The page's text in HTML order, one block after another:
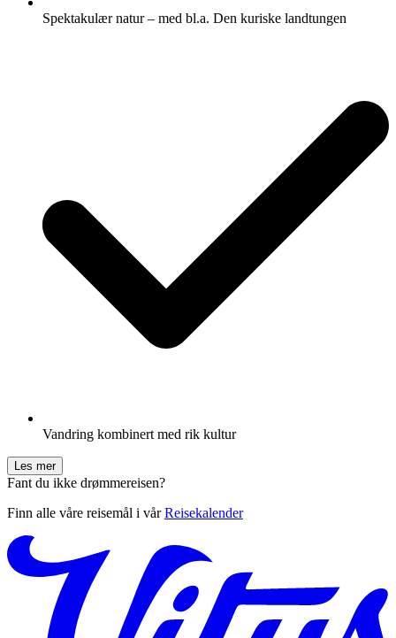
Spektakulær natur – med bl.a. Den kuriske landtungen
Vandring kombinert med rik kultur
Les mer
Fant du ikke drømmereisen?
Finn alle våre reisemål i vårReisekalender